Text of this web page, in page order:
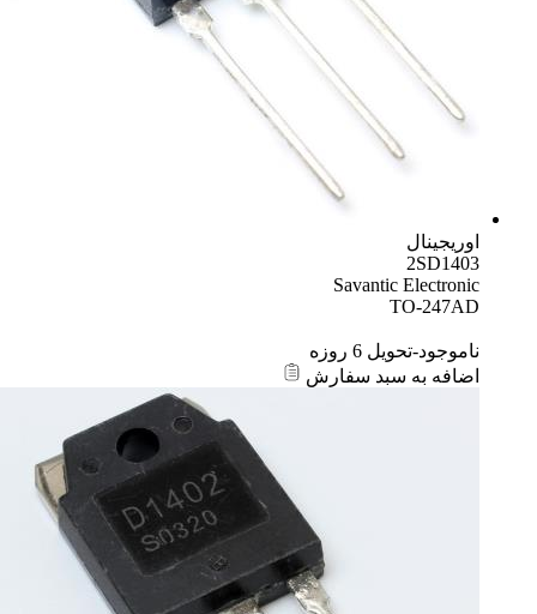
اوریجینال
2SD1403
Savantic Electronic
TO-247AD
ناموجود-تحویل 6 روزه
اضافه به سبد سفارش